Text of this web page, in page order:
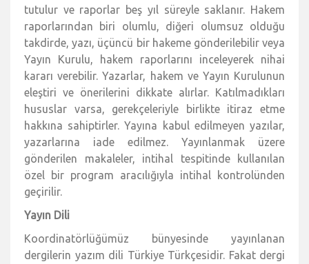
tutulur ve raporlar beş yıl süreyle saklanır. Hakem
raporlarından biri olumlu, diğeri olumsuz olduğu
takdirde, yazı, üçüncü bir hakeme gönderilebilir veya
Yayın Kurulu, hakem raporlarını inceleyerek nihai
kararı verebilir. Yazarlar, hakem ve Yayın Kurulunun
eleştiri ve önerilerini dikkate alırlar. Katılmadıkları
hususlar varsa, gerekçeleriyle birlikte itiraz etme
hakkına sahiptirler. Yayına kabul edilmeyen yazılar,
yazarlarına iade edilmez. Yayınlanmak üzere
gönderilen makaleler, intihal tespitinde kullanılan
özel bir program aracılığıyla intihal kontrolünden
geçirilir.
Yayın Dili
Koordinatörlüğümüz bünyesinde yayınlanan
dergilerin yazım dili Türkiye Türkçesidir. Fakat dergi